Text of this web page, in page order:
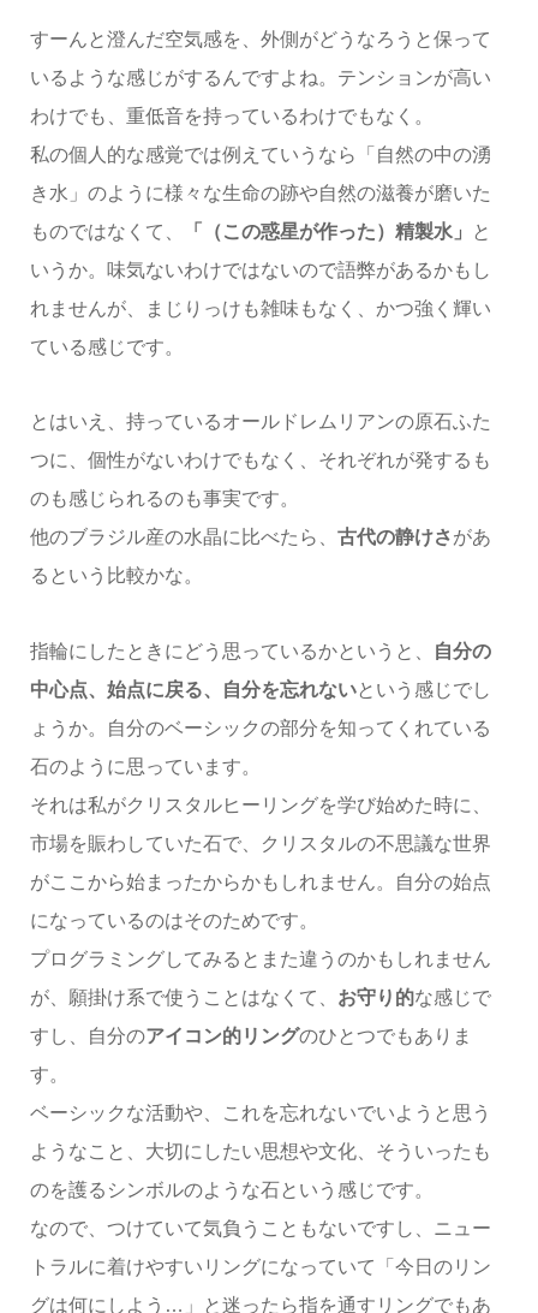
すーんと澄んだ空気感を、外側がどうなろうと保って
いるような感じがするんですよね。テンションが高い
わけでも、重低音を持っているわけでもなく。
私の個人的な感覚では例えていうなら「自然の中の湧
き水」のように様々な生命の跡や自然の滋養が磨いた
ものではなくて、
「（この惑星が作った）精製水」
と
いうか。味気ないわけではないので語弊があるかもし
れませんが、まじりっけも雑味もなく、かつ強く輝い
ている感じです。
とはいえ、持っているオールドレムリアンの原石ふた
つに、個性がないわけでもなく、それぞれが発するも
のも感じられるのも事実です。
他のブラジル産の水晶に比べたら、 古代の静けさがあ
るという比較かな。
指輪にしたときにどう思っているかというと、
自分の
中心点、始点に戻る、自分を忘れないという感じでし
ょうか。自分のベーシックの部分を知ってくれている
石のように思っています。
それは私がクリスタルヒーリングを学び始めた時に、
市場を賑わしていた石で、クリスタルの不思議な世界
がここから始まったからかもしれません。自分の始点
になっているのはそのためです。
プログラミングしてみるとまた違うのかもしれません
が、願掛け系で使うことはなくて、 お守り的な感じで
すし、自分のアイコン的リングのひとつでもありま
す。
ベーシックな活動や、これを忘れないでいようと思う
ようなこと、大切にしたい思想や文化、そういったも
のを護るシンボルのような石という感じです。
なので、つけていて気負うこともないですし、ニュー
トラルに着けやすいリングになっていて「今日のリン
グは何にしよう…」と迷ったら指を通すリングでもあ